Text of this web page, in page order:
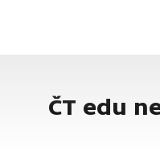
ČT edu